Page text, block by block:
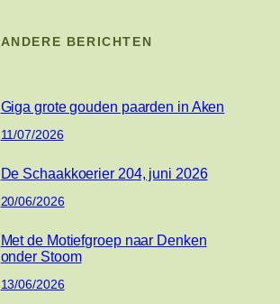
ANDERE BERICHTEN
Giga grote gouden paarden in Aken
11/07/2026
De Schaakkoerier 204, juni 2026
20/06/2026
Met de Motiefgroep naar Denken
onder Stoom
13/06/2026